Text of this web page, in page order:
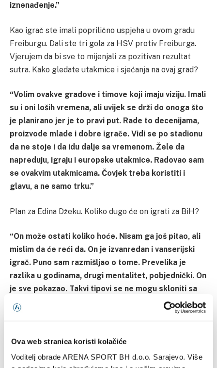
Ova web stranica koristi kolačiće
Voditelj obrade ARENA SPORT BH d.o.o. Sarajevo. Više
iznenađenje.”
Kao igrač ste imali poprilično uspjeha u ovom gradu
Freiburgu. Dali ste tri gola za HSV protiv Freiburga.
Vjerujem da bi sve to mijenjali za pozitivan rezultat
sutra. Kako gledate utakmice i sjećanja na ovaj grad?
“Volim ovakve gradove i timove koji imaju viziju. Imali
su i oni loših vremena, ali uvijek se drži do onoga što
je planirano jer je to pravi put. Rade to decenijama,
proizvode mlade i dobre igrače. Vidi se po stadionu
da ne stoje i da idu dalje sa vremenom. Žele da
napreduju, igraju i europske utakmice. Radovao sam
se ovakvim utakmicama. Čovjek treba koristiti i
glavu, a ne samo trku.”
Plan za Edina Džeku. Koliko dugo će on igrati za BiH?
“On može ostati koliko hoće. Nisam ga još pitao, ali
mislim da će reći da. On je izvanredan i vanserijski
igrač. Puno sam razmišljao o tome. Prevelika je
razlika u godinama, drugi mentalitet, pobjednički. On
je sve pokazao. Takvi tipovi se ne mogu skloniti sa
strane. Kao danas si umoran i ne možeš igrati. Oni
sami odlučuju da li će igrati ili ne. Ne samo fudbalski,
naučiti od njega. Uvijek im daje savjete i on je veliki
dragulj kojeg imamo.